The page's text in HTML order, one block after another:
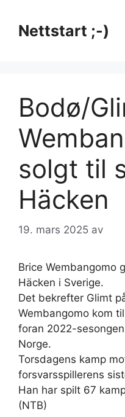
innholdNettstart ;-)
Bodø/
solgt til
Häcken
19. mars 2025 av
Brice Wembangomo
Häcken i Sverige.
Det bekrefter Glimt
Wembangomo kom
foran 2022-
Norge.
Torsdagens kamp
forsvarsspillerens
Han har spilt 67
(NTB)